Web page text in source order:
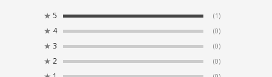
★ 5 (1)
★ 4 (0)
★ 3 (0)
★ 2 (0)